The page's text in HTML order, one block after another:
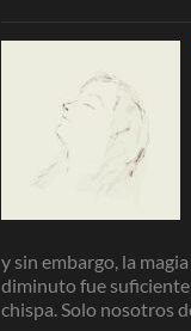
y sin embargo, la
diminuto fue suficiente
chispa. Solo nosotros